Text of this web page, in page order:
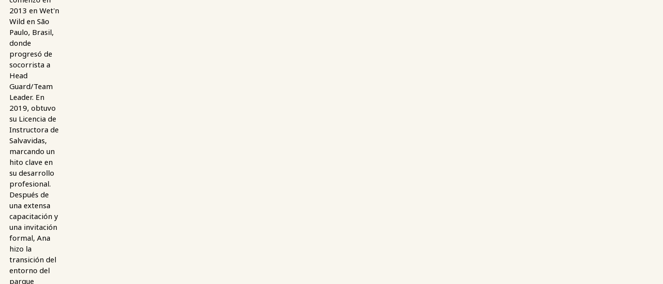
2013 en Wet'n
Wild en São
Paulo, Brasil,
donde
progresó de
socorrista a
Head
Guard/Team
Leader. En
2019, obtuvo
su Licencia de
Instructora de
Salvavidas,
marcando un
hito clave en
su desarrollo
profesional.
Después de
una extensa
capacitación y
una invitación
formal, Ana
hizo la
transición del
entorno del
parque